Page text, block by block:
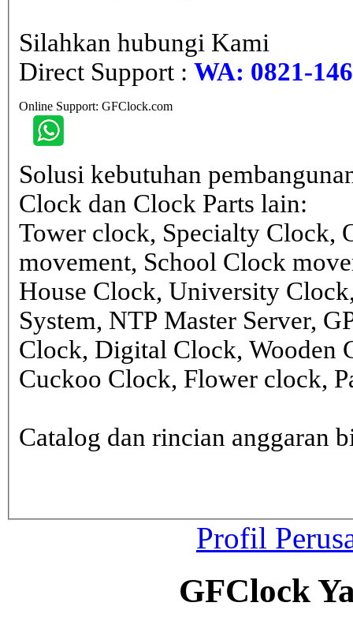
Silahkan hubungi Kami
Direct Support : WA: 0821-
Online Support: GFClock.com
Solusi kebutuhan
Clock dan Clock Parts lain:
Tower clock, Specialty Clock,
movement, School Clock
House Clock, University
System, NTP Master Server,
Clock, Digital Clock, Wooden
Cuckoo Clock, Flower clock,
Catalog dan rincian anggaran
Profil
GFClock